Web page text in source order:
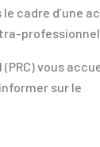
cadre d’une
vous
sur le